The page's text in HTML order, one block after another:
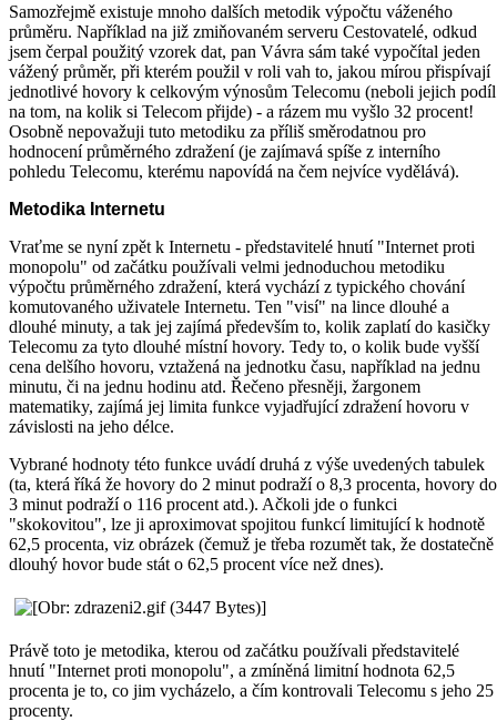
Samozřejmě existuje mnoho dalších metodik výpočtu váženého
průměru. Například na již zmiňovaném serveru Cestovatelé, odkud
jsem čerpal použitý vzorek dat, pan Vávra sám také vypočítal jeden
vážený průměr, při kterém použil v roli vah to, jakou mírou přispívají
jednotlivé hovory k celkovým výnosům Telecomu (neboli jejich podíl
na tom, na kolik si Telecom přijde) - a rázem mu vyšlo 32 procent!
Osobně nepovažuji tuto metodiku za příliš směrodatnou pro
hodnocení průměrného zdražení (je zajímavá spíše z interního
pohledu Telecomu, kterému napovídá na čem nejvíce vydělává).
Metodika Internetu
Vraťme se nyní zpět k Internetu - představitelé hnutí "Internet proti
monopolu" od začátku používali velmi jednoduchou metodiku
výpočtu průměrného zdražení, která vychází z typického chování
komutovaného uživatele Internetu. Ten "visí" na lince dlouhé a
dlouhé minuty, a tak jej zajímá především to, kolik zaplatí do kasičky
Telecomu za tyto dlouhé místní hovory. Tedy to, o kolik bude vyšší
cena delšího hovoru, vztažená na jednotku času, například na jednu
minutu, či na jednu hodinu atd. Řečeno přesněji, žargonem
matematiky, zajímá jej limita funkce vyjadřující zdražení hovoru v
závislosti na jeho délce.
Vybrané hodnoty této funkce uvádí druhá z výše uvedených tabulek
(ta, která říká že hovory do 2 minut podraží o 8,3 procenta, hovory do
3 minut podraží o 116 procent atd.). Ačkoli jde o funkci
"skokovitou", lze ji aproximovat spojitou funkcí limitující k hodnotě
62,5 procenta, viz obrázek (čemuž je třeba rozumět tak, že dostatečně
dlouhý hovor bude stát o 62,5 procent více než dnes).
Právě toto je metodika, kterou od začátku používali představitelé
hnutí "Internet proti monopolu", a zmíněná limitní hodnota 62,5
procenta je to, co jim vycházelo, a čím kontrovali Telecomu s jeho 25
procenty.